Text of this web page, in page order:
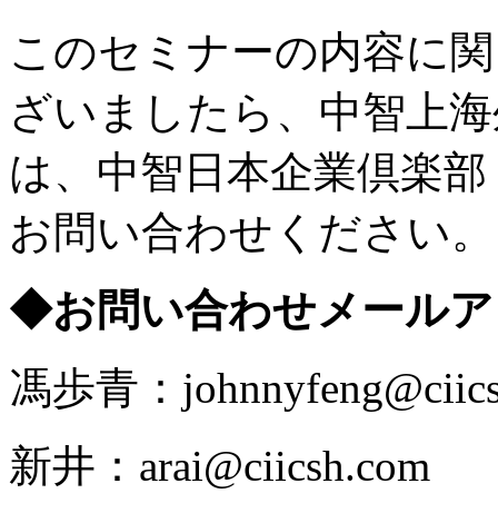
このセミナーの内容に
ざいましたら、中智上
は、中智日本企業倶楽
お問い合わせください。
◆お問い合わせメール
馮歩青：
新井：arai@ciicsh.com